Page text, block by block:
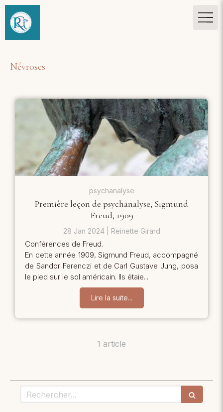
Névroses
psychanalyse
Première leçon de psychanalyse, Sigmund
Freud, 1909
28 Jan 2024 Reinette Girard
Conférences de Freud.
En cette année 1909, Sigmund Freud, accompagné
de Sandor Ferenczi et de Carl Gustave Jung, posa
le pied sur le sol américain. Ils étaie...
Lire la suite...
1 article
Rechercher